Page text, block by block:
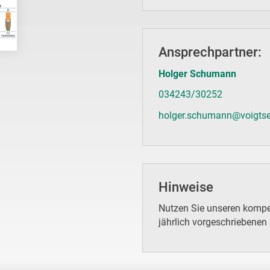
Ansprechpartner:
Holger Schumann
034243/30252
Hinweise
Nutzen Sie unseren
jährlich vorgeschriebenen